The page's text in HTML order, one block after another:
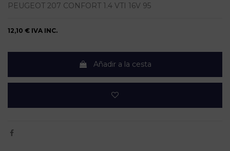
PEUGEOT 207 CONFORT 1.4 VTI 16V 95
12,10 € IVA INC.
Añadir a la cesta